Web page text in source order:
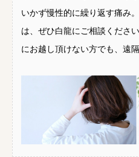
いかず慢性的に繰り返す痛み
は、ぜひ白龍にご相談くださ
にお越し頂けない方でも、遠